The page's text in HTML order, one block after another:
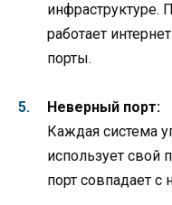
инфраструктуре.
работает
порты.
Неверный порт:
Каждая система
использует свой
порт совпадает